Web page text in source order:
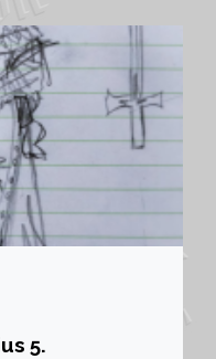
Rajongói rajz, Tokaj július 5.